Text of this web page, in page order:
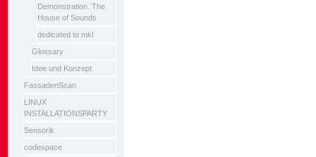
Demonstration. The
House of Sounds
dedicated to mkl
Glossary
Idee und Konzept
FassadenScan
LINUX
INSTALLATIONSPARTY
Sensorik
codespace